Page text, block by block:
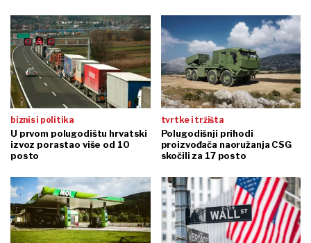
biznis i politika
U prvom polugodištu hrvatski
izvoz porastao više od 10
posto
tvrtke i tržišta
Polugodišnji prihodi
proizvođača naoružanja CSG
skočili za 17 posto